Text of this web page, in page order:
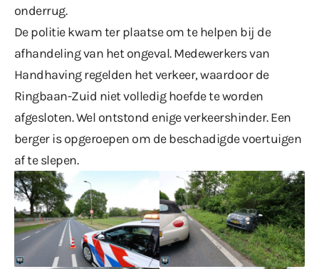
onderrug.
De politie kwam ter plaatse om te helpen bij de
afhandeling van het ongeval. Medewerkers van
Handhaving regelden het verkeer, waardoor de
Ringbaan-Zuid niet volledig hoefde te worden
afgesloten. Wel ontstond enige verkeershinder. Een
berger is opgeroepen om de beschadigde voertuigen
af te slepen.